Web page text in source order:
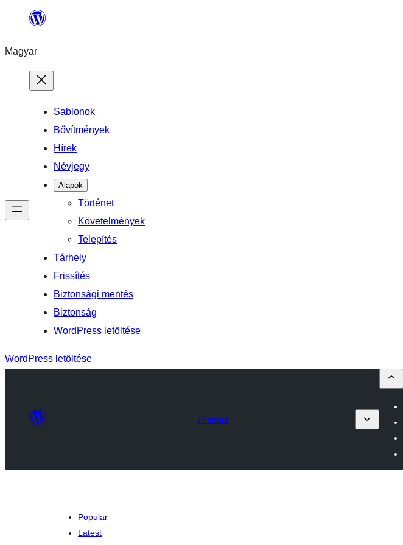
Ugrás
tartalomhoz
Magyar
Sablonok
Bővítmények
Hírek
Névjegy
Alapok
Történet
Követelmények
Telepítés
Tárhely
Frissítés
Biztonsági mentés
Biztonság
WordPress letöltése
WordPress letöltése
Themes
Popular
Latest